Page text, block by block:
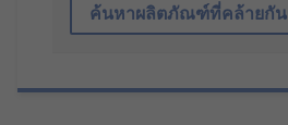
ค้นหาผลิตภัณฑ์ที่คล้ายกัน